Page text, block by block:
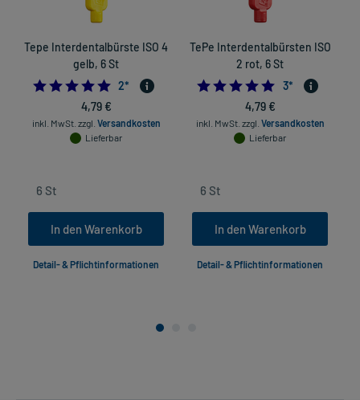
Tepe Interdentalbürste ISO 4
gelb, 6 St
5.0
2*
4,79 €
inkl. MwSt. zzgl. Versandkosten
Lieferbar
In den Warenkorb
Detail- & Pflichtinformationen
TePe Interdentalbürsten ISO
2 rot, 6 St
5.0
3*
4,79 €
inkl. MwSt. zzgl. Versandkosten
Lieferbar
In den Warenkorb
Detail- & Pflichtinformationen